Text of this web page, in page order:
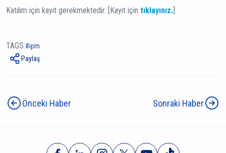
Katılım için kayıt gerekmektedir. [Kayıt için tıklayınız.
TAGS: ipm
Paylaş
Önceki Haber Sonraki Haber